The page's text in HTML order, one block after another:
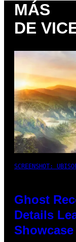
MÁS
DE
SCREENSHOT:
Ghost
Details
Showcase